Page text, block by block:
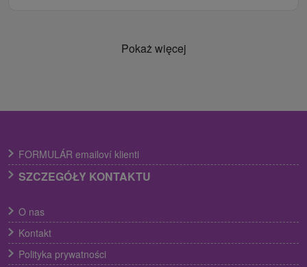
Pokaż więcej
FORMULÁR emailoví klienti
SZCZEGÓŁY KONTAKTU
O nas
Kontakt
Polityka prywatności